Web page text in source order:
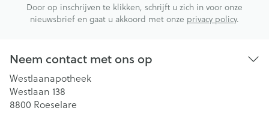
Door op inschrijven te klikken, schrijft u zich in voor onze
nieuwsbrief en gaat u akkoord met onze privacy policy.
Neem contact met ons op
Westlaanapotheek
Westlaan 138
8800 Roeselare